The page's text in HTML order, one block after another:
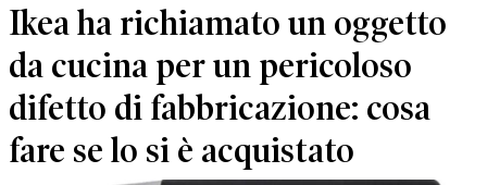
Ikea ha richiamato un oggetto
da cucina per un pericoloso
difetto di fabbricazione: cosa
fare se lo si è acquistato